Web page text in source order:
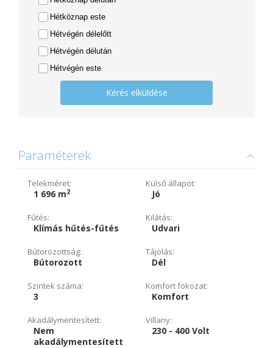
Hétköznap este
Hétvégén délelőtt
Hétvégén délután
Hétvégén este
Kérés elküldése
Paraméterek
Telekméret:
1 696 m2
Külső állapot:
Jó
Fűtés:
Klímás hűtés-fűtés
Kilátás:
Udvari
Bútorozottság:
Bútorozott
Tájolás:
Dél
Szintek száma:
3
Komfort fokozat:
Komfort
Akadálymentesített:
Nem
akadálymentesített
Villany:
230 - 400 Volt